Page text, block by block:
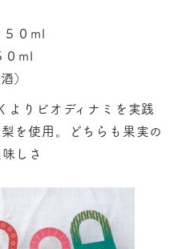
０ml
０ml
）
よりビオディナミを実践
を使用。どちらも果実の
しさ